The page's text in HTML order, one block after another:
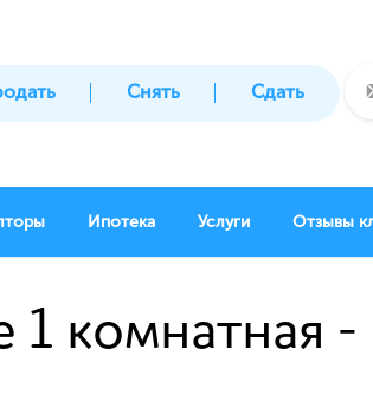
Снять Сдать
Ипотека Услуги Отзывы
комнатная